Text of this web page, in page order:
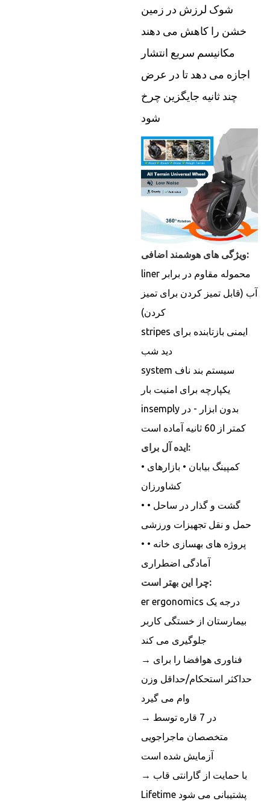
شوک لرزش در زمین
خشن را کاهش می دهند
مکانیسم سریع انتشار
اجازه می دهد تا در عرض
چند ثانیه جایگزین چرخ
شود
ویژگی های هوشمند اضافی:
liner محموله مقاوم در برابر
آب (قابل تمیز کردن برای تمیز
کردن)
stripes ایمنی بازتابنده برای
دید شب
system سیستم بند ناف
یکپارچه برای امنیت بار
insemply بدون ابزار - در
کمتر از 60 ثانیه آماده است
ایده آل برای:
• کمپینگ بیابان • بازارهای
کشاورزان
• گشت و گذار در ساحل •
حمل و نقل تجهیزات ورزشی
• پروژه های بهسازی خانه •
آمادگی اضطراری
چرا این بهتر است:
er ergonomics درجه یک
بیمارستان از خستگی کاربر
جلوگیری می کند
→ فناوری هوافضا را برای
حداکثر استحکام/حداقل وزن
وام می گیرد
→ در 7 قاره توسط
متخصصان ماجراجویی
آزمایش شده است
→ با حمایت از گارانتی قاب
Lifetime پشتیبانی می شود